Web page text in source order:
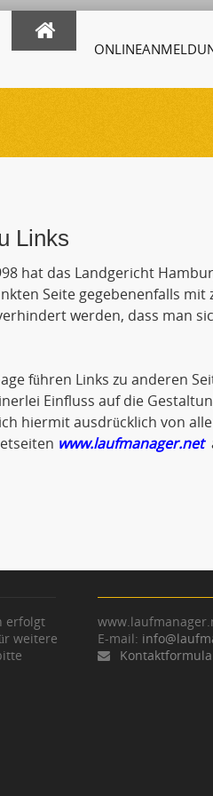
Links
hat das Landgericht
Seite gegebenenfalls
werden, dass man
führen Links zu anderen
Einfluss auf die
hiermit ausdrücklich von
www.laufmanager.net
erfolgt
weitere
E-mail: